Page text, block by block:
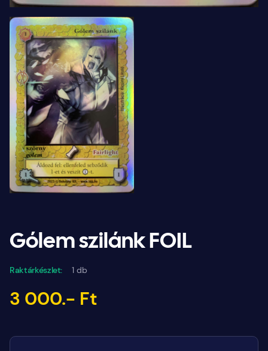
Gólem szilánk FOIL
Raktárkészlet: 1 db
3 000.- Ft